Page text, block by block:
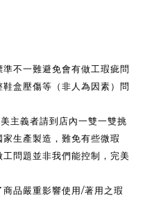
不一難避免會有做工瑕疵問
盒壓傷等（非人為因素）問
主義者請到店內一雙一雙挑
生產製造，難免有些微瑕
問題並非我們能控制，完美
品嚴重影響使用/著用之瑕